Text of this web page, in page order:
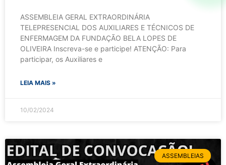
ASSEMBLEIA GERAL EXTRAORDINÁRIA
TELEPRESENCIAL DOS AUXILIARES E TÉCNICOS DE
ENFERMAGEM DA FUNDAÇÃO BELA LOPES DE
OLIVEIRA Inscreva-se e participe! ATENÇÃO: Para
participar, os Auxiliares e
LEIA MAIS »
10/02/2024
ASSEMBLEIAS